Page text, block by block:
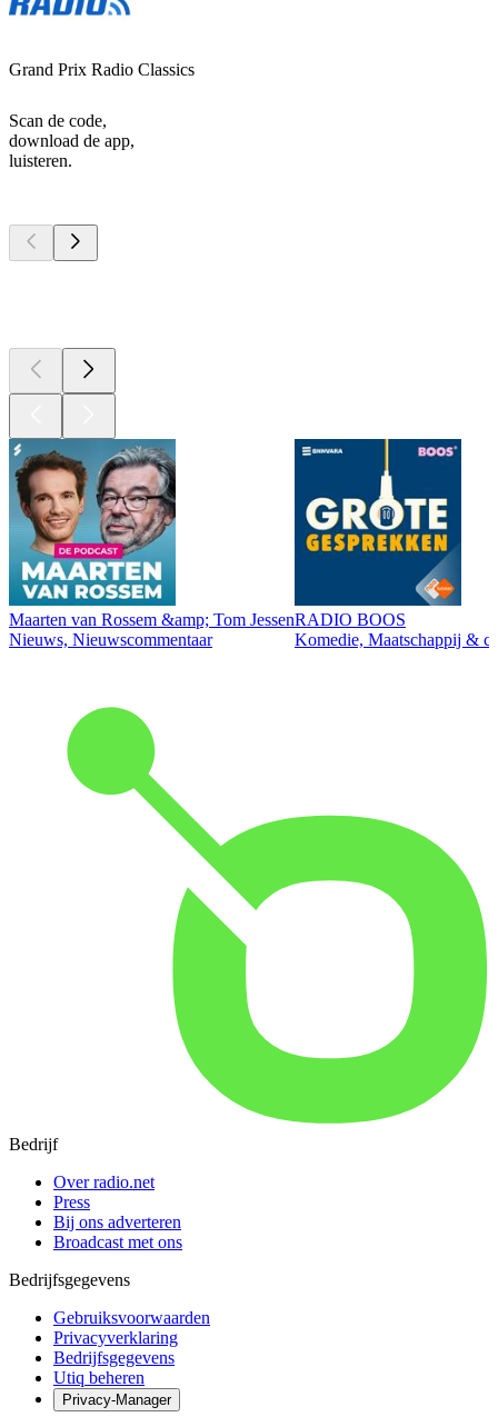
Grand Prix Radio Classics
Scan de code,
download de app,
luisteren.
Maarten van Rossem &amp; Tom Jessen
Nieuws, Nieuwscommentaar
RADIO BOOS
Komedie, Maatschappij &
Bedrijf
Over radio.net
Press
Bij ons adverteren
Broadcast met ons
Bedrijfsgegevens
Gebruiksvoorwaarden
Privacyverklaring
Bedrijfsgegevens
Utiq beheren
Privacy-Manager